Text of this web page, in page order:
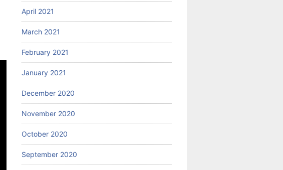
April 2021
March 2021
February 2021
January 2021
December 2020
November 2020
October 2020
September 2020